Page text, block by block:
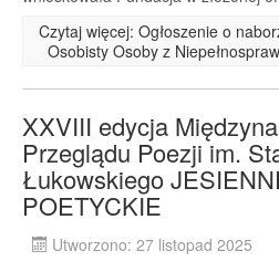
Czytaj więcej: Ogłoszenie o
Osobisty Osoby z
XXVIII edycja
Przeglądu Poezji im.
Łukowskiego
POETYCKIE
Utworzono: 27 listopad 2025